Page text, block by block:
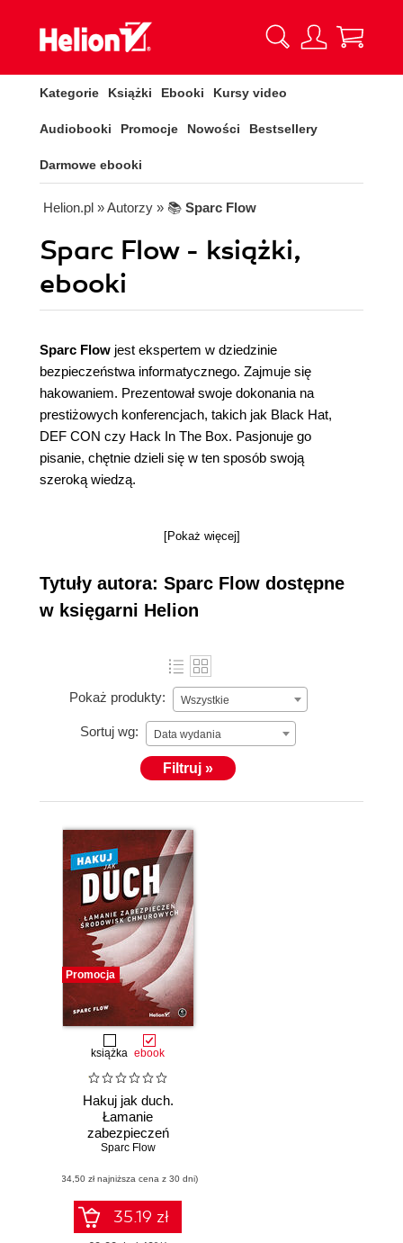
Kategorie Książki Ebooki Kursy video
Audiobooki Promocje Nowości Bestsellery
Darmowe ebooki
Helion.pl » Autorzy » 📚 Sparc Flow
Sparc Flow - książki,
ebooki
Sparc Flow jest ekspertem w dziedzinie
bezpieczeństwa informatycznego. Zajmuje się
hakowaniem. Prezentował swoje dokonania na
prestiżowych konferencjach, takich jak Black Hat,
DEF CON czy Hack In The Box. Pasjonuje go
pisanie, chętnie dzieli się w ten sposób swoją
szeroką wiedzą.
[Pokaż więcej]
Tytuły autora: Sparc Flow dostępne
w księgarni Helion
Pokaż produkty: Wszystkie
Sortuj wg: Data wydania
Filtruj »
Promocja
książka ebook
Hakuj jak duch.
Łamanie
zabezpieczeń
środowisk
Sparc Flow
(34,50 zł najniższa cena z 30 dni)
35.19 zł